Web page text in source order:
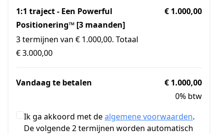
1:1 traject - Een Powerful
Positionering™ [3 maanden]
3 termijnen van € 1.000,00. Totaal
€ 3.000,00
€ 1.000,00
Vandaag te betalen
€ 1.000,00
0% btw
Ik ga akkoord met dealgemene voorwaarden.
De volgende 2 termijnen worden automatisch